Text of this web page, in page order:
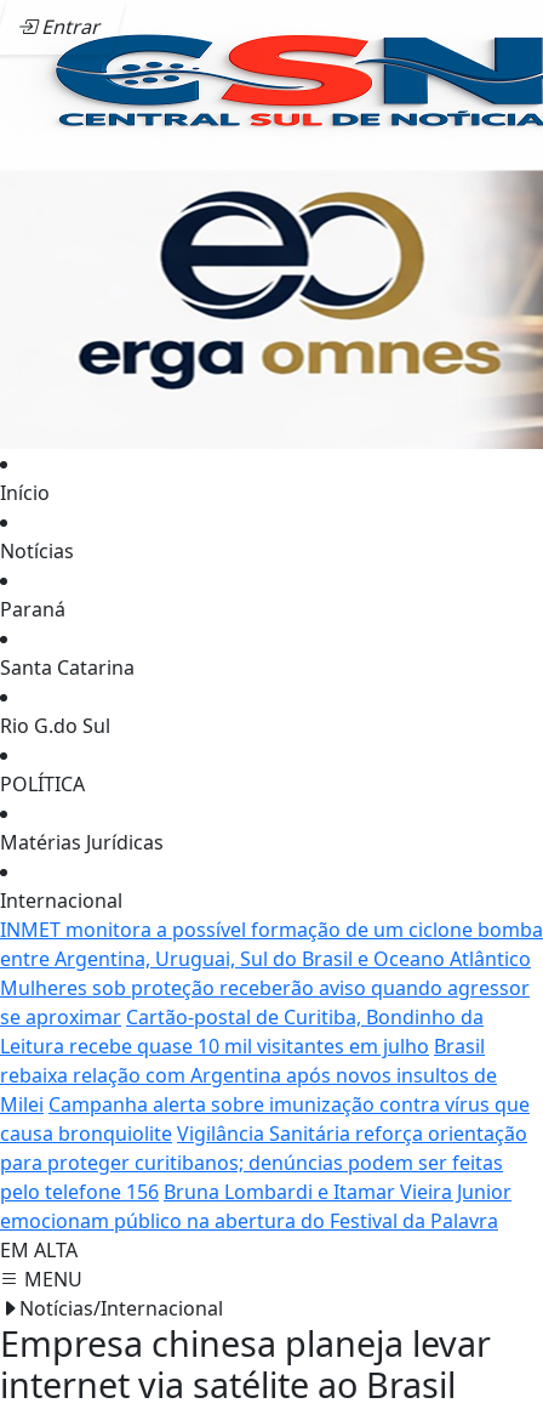
Entrar
Início
Notícias
Paraná
Santa Catarina
Rio G.do Sul
POLÍTICA
Matérias Jurídicas
Internacional
INMET monitora a possível formação de um ciclone bomba
entre Argentina, Uruguai, Sul do Brasil e Oceano Atlântico
Mulheres sob proteção receberão aviso quando agressor
se aproximar Cartão-postal de Curitiba, Bondinho da
Leitura recebe quase 10 mil visitantes em julho Brasil
rebaixa relação com Argentina após novos insultos de
Milei Campanha alerta sobre imunização contra vírus que
causa bronquioliteVigilância Sanitária reforça orientação
para proteger curitibanos; denúncias podem ser feitas
pelo telefone 156 Bruna Lombardi e Itamar Vieira Junior
emocionam público na abertura do Festival da Palavra
EM ALTA
MENU
Notícias/Internacional
Empresa chinesa planeja levar
internet via satélite ao Brasil